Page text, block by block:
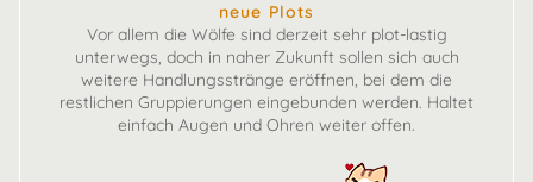
neue Plots
Vor allem die Wölfe sind derzeit sehr plot-lastig
unterwegs, doch in naher Zukunft sollen sich auch
weitere Handlungsstränge eröffnen, bei dem die
restlichen Gruppierungen eingebunden werden. Haltet
einfach Augen und Ohren weiter offen.